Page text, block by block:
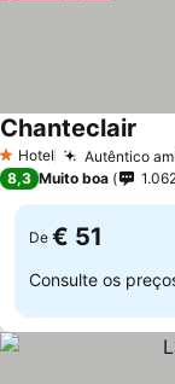
1 Estrelas
Hotel Autêntico
Chanteclair
8,3 Muito boa
De € 51
Consulte os